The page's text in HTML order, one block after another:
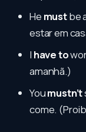
He mustbe
estar em
I have to
amanhã.)
Youmustn’t
come.